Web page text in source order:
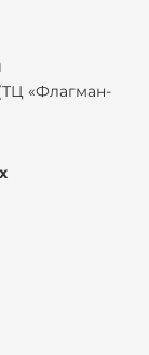
«Флагман-